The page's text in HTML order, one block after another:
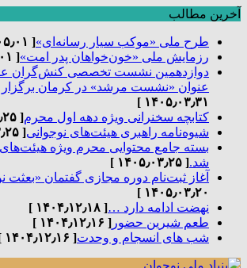
آخرین مطالب
طرح ملی «موکب سیار رسانه‌ای»[ ۱۴۰۵٫۰۵٫۰۱ ]
رزمایش ملی «خون‌خواهان پدر امت»[ ۱۴۰۵٫۰۵٫۰۱ ]
دوازدهمین نشست تخصصی کنش‌گران
عنوان «نشست مرشد» در کرمان
۱۴۰۵٫۰۳٫۳۱ ]
کتابچه سخنرانی ویژه دهه اول محرم[ ۱۴۰۵٫۰۳٫۲۵ ]
شیوه‌نامه راهبری هیئت‌های نوجوانی[ ۱۴۰۵٫۰۳٫۲۵ ]
بسته جامع محتوایی محرم ویژه هیئت‌های
شد.[ ۱۴۰۵٫۰۳٫۲۵ ]
آغاز ثبت‌نام دوره مجازی گفتمان «بعثت
۱۴۰۵٫۰۳٫۲۰ ]
نهضت ادامه دارد …[ ۱۴۰۴٫۱۲٫۱۸ ]
طعم شیرین حضور [ ۱۴۰۴٫۱۲٫۱۶ ]
شب های انسجام و وحدت[ ۱۴۰۴٫۱۲٫۱۶ ]